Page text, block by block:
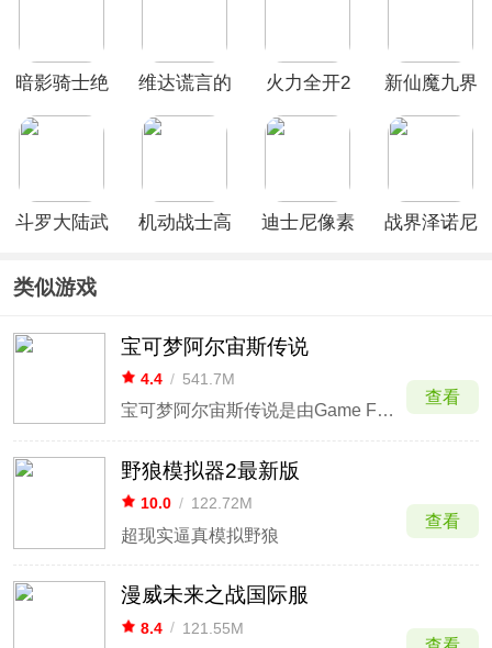
暗影骑士绝
维达谎言的
火力全开2
虫汉化版最
新仙魔九界
斗罗大陆武
版
机动战士高
迪士尼像素
战界泽诺尼
类似游戏
宝可梦阿尔宙斯传说
4.4 / 541.7M
宝可梦阿尔宙斯传说是由Game Freak开发的Nintendo Switch动作类角色扮演手游。游戏里面画风非常的唯美，并且游戏采用3D引擎为玩家展现出了一个非常精美的宝可梦世界，玩家可以在这里体验到十分刺激的主线剧情，尽情的捕捉各种可爱的宝可梦，然后与它们一同冒险，并结识超多
查看
野狼模拟器2最新版
10.0 / 122.72M
超现实逼真模拟野狼
查看
漫威未来之战国际服
8.4 / 121.55M